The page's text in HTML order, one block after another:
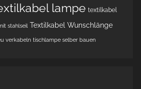
lampe textilkabel
stahlseil Textilkabel Wunschlänge
verkabeln tischlampe selber bauen